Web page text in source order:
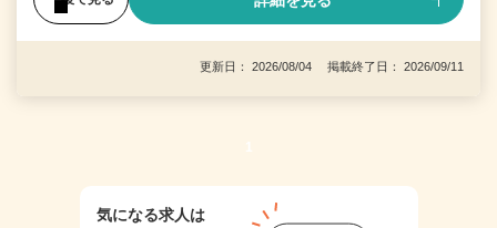
更新日： 2026/08/04 掲載終了日： 2026/09/11
1
気になる求人は